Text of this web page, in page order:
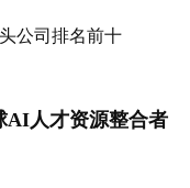
公司排名前十
AI人才资源整合者